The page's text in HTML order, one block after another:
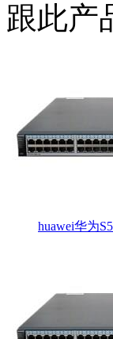
跟此产
huawei华为